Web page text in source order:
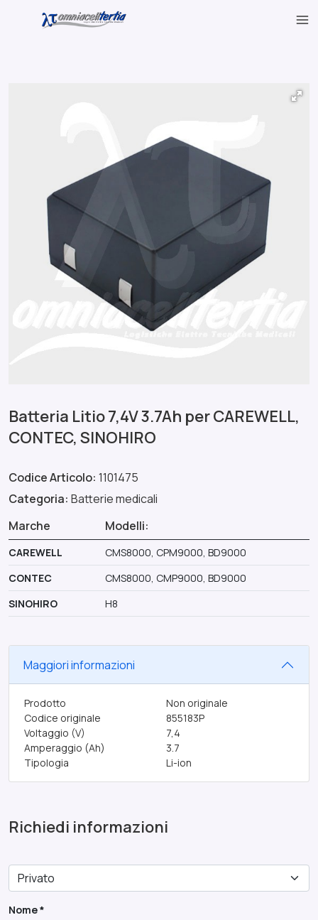
Batteria Litio 7,4V 3.7Ah per CAREWELL,
CONTEC, SINOHIRO
Codice Articolo: 1101475
Categoria: Batterie medicali
Marche
Modelli:
CAREWELL
CMS8000, CPM9000, BD9000
CONTEC
CMS8000, CMP9000, BD9000
SINOHIRO
H8
Maggiori informazioni
Prodotto
Non originale
Codice originale
855183P
Voltaggio (V)
7,4
Amperaggio (Ah)
3.7
Tipologia
Li-ion
Richiedi informazioni
Nome *